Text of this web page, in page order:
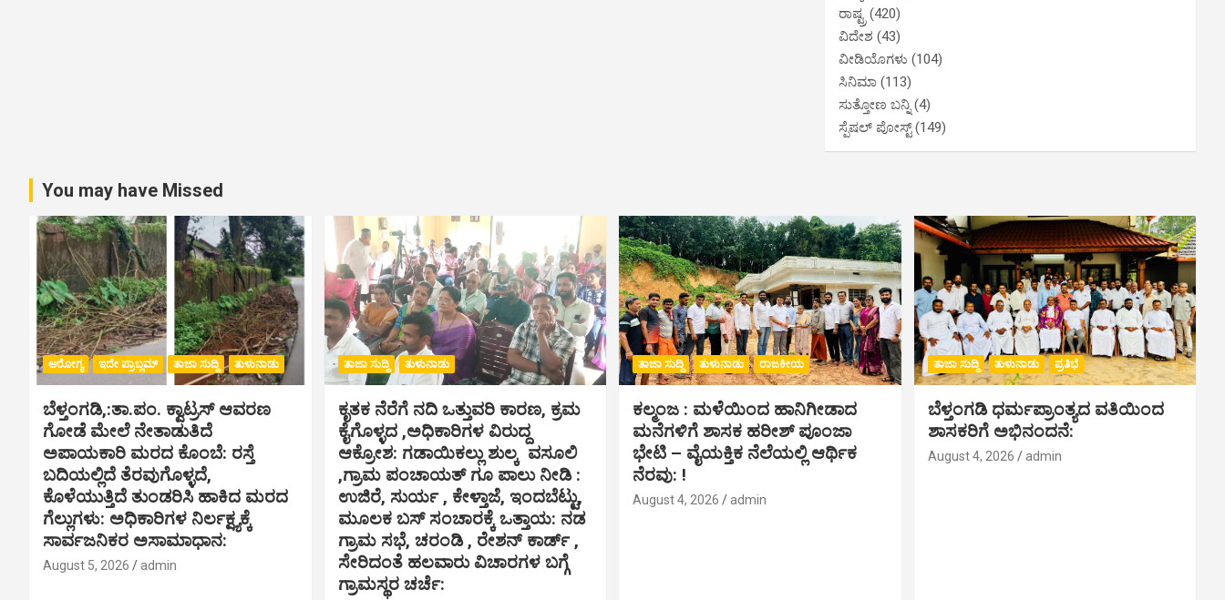
ರಾಷ್ಟ್ರ (420)
ವಿದೇಶ (43)
ವೀಡಿಯೊಗಳು (104)
ಸಿನಿಮಾ (113)
ಸುತ್ತೋಣ ಬನ್ನಿ(4)
ಸ್ಪೆಷಲ್ ಪೋಸ್ಟ್(149)
You may have Missed
ಆರೋಗ್ಯ ಇದೇ ಪ್ರಾಬ್ಲಮ್ ತಾಜಾ ಸುದ್ದಿ ತುಳುನಾಡು
ಬೆಳ್ತಂಗಡಿ,:ತಾ.ಪಂ‌. ಕ್ವಾಟ್ರಸ್ ಆವರಣ
ಗೋಡೆ ಮೇಲೆ ನೇತಾಡುತಿದೆ
ಅಪಾಯಕಾರಿ ಮರದ ಕೊಂಬೆ: ರಸ್ತೆ
ಬದಿಯಲ್ಲಿದೆ ತೆರವುಗೊಳ್ಳದೆ,
ಕೊಳೆಯುತ್ತಿದೆ ತುಂಡರಿಸಿ ಹಾಕಿದ ಮರದ
ಗೆಲ್ಲುಗಳು: ಅಧಿಕಾರಿಗಳ ನಿರ್ಲಕ್ಷ್ಯಕ್ಕೆ
ಸಾರ್ವಜನಿಕರ ಅಸಾಮಾಧಾನ:
August 5, 2026 admin
ತಾಜಾ ಸುದ್ದಿ ತುಳುನಾಡು
ಕೃತಕ ನೆರೆಗೆ ನದಿ ಒತ್ತುವರಿ ಕಾರಣ, ಕ್ರಮ
ಕೈಗೊಳ್ಳದ ,ಅಧಿಕಾರಿಗಳ ವಿರುದ್ದ
ಆಕ್ರೋಶ: ಗಡಾಯಿಕಲ್ಲು ಶುಲ್ಕ ವಸೂಲಿ
,ಗ್ರಾಮ ಪಂಚಾಯತ್ ಗೂ ಪಾಲು ನೀಡಿ :
ಉಜಿರೆ, ಸುರ್ಯ , ಕೇಳ್ತಾಜೆ, ಇಂದಬೆಟ್ಟು,
ಮೂಲಕ ಬಸ್ ಸಂಚಾರಕ್ಕೆ ಒತ್ತಾಯ: ನಡ
ಗ್ರಾಮ ಸಭೆ, ಚರಂಡಿ , ರೇಶನ್ ಕಾರ್ಡ್ ,
ಸೇರಿದಂತೆ ಹಲವಾರು ವಿಚಾರಗಳ ಬಗ್ಗೆ
ಗ್ರಾಮಸ್ಥರ ಚರ್ಚೆ:
ತಾಜಾ ಸುದ್ದಿ ತುಳುನಾಡು ರಾಜಕೀಯ
ಕಲ್ಮಂಜ : ಮಳೆಯಿಂದ ಹಾನಿಗೀಡಾದ
ಮನೆಗಳಿಗೆ ಶಾಸಕ ಹರೀಶ್ ಪೂಂಜಾ
ಭೇಟಿ – ವೈಯಕ್ತಿಕ ನೆಲೆಯಲ್ಲಿ ಆರ್ಥಿಕ‌
ನೆರವು: !
August 4, 2026 admin
ತಾಜಾ ಸುದ್ದಿ ತುಳುನಾಡು ಪ್ರತಿಭೆ
ಬೆಳ್ತಂಗಡಿ ಧರ್ಮಪ್ರಾಂತ್ಯದ ವತಿಯಿಂದ
ಶಾಸಕರಿಗೆ ಅಭಿನಂದನೆ:
August 4, 2026 admin